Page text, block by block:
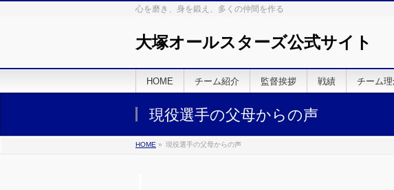
心を磨き、身を鍛え、多くの仲間を作る
大塚オールスターズ公式サイト
HOME チーム紹介 監督挨拶 戦績 チーム
現役選手の父母からの声
HOME » 現役選手の父母からの声